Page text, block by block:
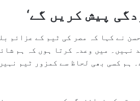
پیش کریں گے‘
نے کہا کہ مصر کی ٹیم کے عزائم
نہیں۔ میں وعدہ کرتا ہوں کہ ہم
ہم کسی بھی لحاظ سے کمزور ٹیم